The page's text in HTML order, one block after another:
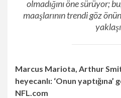
olmadığını öne sürüyor;
maaşlarının trendi göz
Marcus Mariota, Arthur
heyecanlı: ‘Onun
NFL.com